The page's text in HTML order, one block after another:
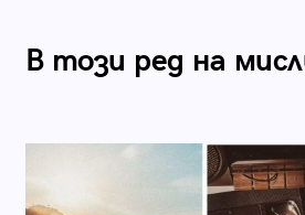
В този ред на